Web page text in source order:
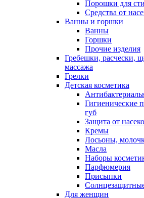
Порошки для
Средства от
Ванны и горшки
Ванны
Горшки
Прочие изделия
Гребешки, расчески,
массажа
Грелки
Детская косметика
Гигиенические
губ
Защита от
Кремы
Лосьоны,
Масла
Наборы
Парфюмерия
Присыпки
Для женщин